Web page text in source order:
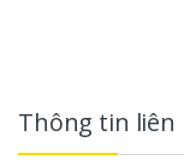
Thông tin liên